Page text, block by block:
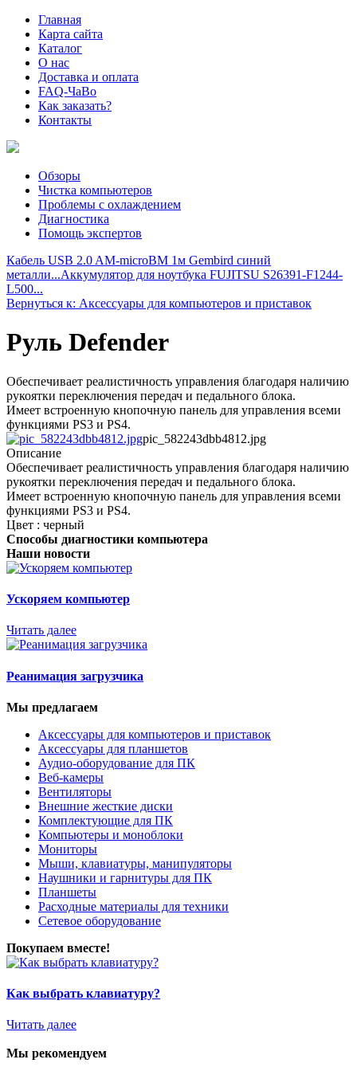
Главная
Карта сайта
Каталог
О нас
Доставка и оплата
FAQ-ЧаВо
Как заказать?
Контакты
Обзоры
Чистка компьютеров
Проблемы с охлаждением
Диагностика
Помощь экспертов
Кабель USB 2.0 AM-microBM 1м Gembird синий
металли...Аккумулятор для ноутбука FUJITSU S26391-F1244-
L500...
Вернуться к: Аксессуары для компьютеров и приставок
Руль Defender
Обеспечивает реалистичность управления благодаря наличию
рукоятки переключения передач и педального блока.
Имеет встроенную кнопочную панель для управления всеми
функциями PS3 и PS4.
pic_582243dbb4812.jpg
Описание
Обеспечивает реалистичность управления благодаря наличию
рукоятки переключения передач и педального блока.
Имеет встроенную кнопочную панель для управления всеми
функциями PS3 и PS4.
Цвет : черный
Способы диагностики компьютера
Наши новости
Ускоряем компьютер
Читать далее
Реанимация загрузчика
Мы предлагаем
Аксессуары для компьютеров и приставок
Аксессуары для планшетов
Аудио-оборудование для ПК
Веб-камеры
Вентиляторы
Внешние жесткие диски
Комплектующие для ПК
Компьютеры и моноблоки
Мониторы
Мыши, клавиатуры, манипуляторы
Наушники и гарнитуры для ПК
Планшеты
Расходные материалы для техники
Сетевое оборудование
Покупаем вместе!
Как выбрать клавиатуру?
Читать далее
Мы рекомендуем